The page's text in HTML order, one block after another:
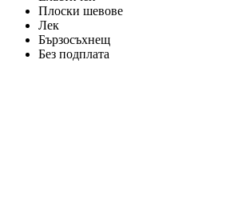
Плоски шевове
Лек
Бързосъхнещ
Без подплата